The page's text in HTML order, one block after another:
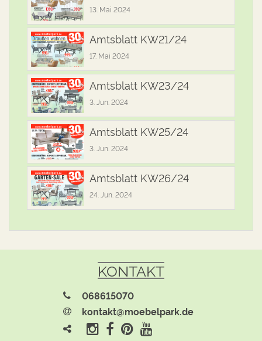
13. Mai 2024
Amtsblatt KW21/24
17. Mai 2024
Amtsblatt KW23/24
3. Jun. 2024
Amtsblatt KW25/24
3. Jun. 2024
Amtsblatt KW26/24
24. Jun. 2024
KONTAKT
068615070
kontakt@moebelpark.de